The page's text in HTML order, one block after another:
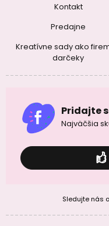
Kontakt
Predajne
Kreatívne sady ako
darčeky
Pridajte
Najväčšia
Sledujte nás